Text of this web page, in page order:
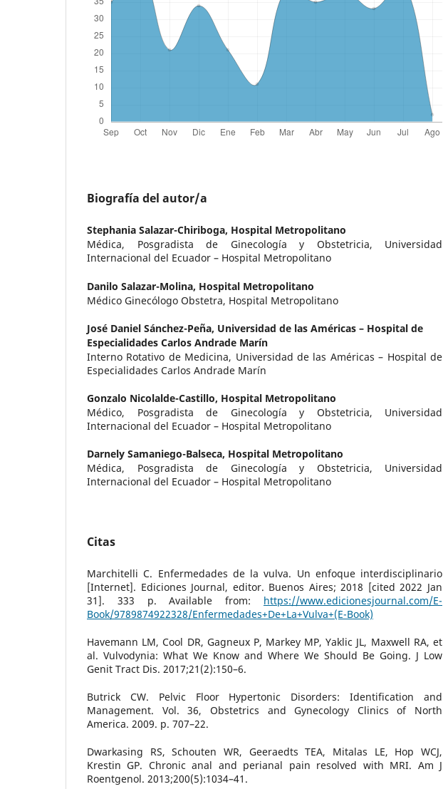
Biografía del autor/a
Stephania Salazar-Chiriboga, Hospital Metropolitano
Médica, Posgradista de Ginecología y Obstetricia, Universidad
Internacional del Ecuador – Hospital Metropolitano
Danilo Salazar-Molina, Hospital Metropolitano
Médico Ginecólogo Obstetra, Hospital Metropolitano
José Daniel Sánchez-Peña, Universidad de las Américas – Hospital de
Especialidades Carlos Andrade Marín
Interno Rotativo de Medicina, Universidad de las Américas – Hospital de
Especialidades Carlos Andrade Marín
Gonzalo Nicolalde-Castillo, Hospital Metropolitano
Médico, Posgradista de Ginecología y Obstetricia, Universidad
Internacional del Ecuador – Hospital Metropolitano
Darnely Samaniego-Balseca, Hospital Metropolitano
Médica, Posgradista de Ginecología y Obstetricia, Universidad
Internacional del Ecuador – Hospital Metropolitano
Citas
Marchitelli C. Enfermedades de la vulva. Un enfoque interdisciplinario
[Internet]. Ediciones Journal, editor. Buenos Aires; 2018 [cited 2022 Jan
31]. 333 p. Available from: https://www.edicionesjournal.com/E-
Book/9789874922328/Enfermedades+De+La+Vulva+(E-Book)
Havemann LM, Cool DR, Gagneux P, Markey MP, Yaklic JL, Maxwell RA, et
al. Vulvodynia: What We Know and Where We Should Be Going. J Low
Genit Tract Dis. 2017;21(2):150–6.
Butrick CW. Pelvic Floor Hypertonic Disorders: Identification and
Management. Vol. 36, Obstetrics and Gynecology Clinics of North
America. 2009. p. 707–22.
Dwarkasing RS, Schouten WR, Geeraedts TEA, Mitalas LE, Hop WCJ,
Krestin GP. Chronic anal and perianal pain resolved with MRI. Am J
Roentgenol. 2013;200(5):1034–41.